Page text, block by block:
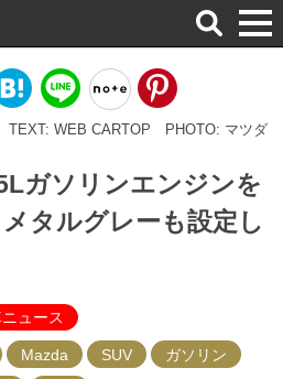
検
索
TEXT: WEB CARTOP PHOTO: マツダ
ガソリンエンジンを
タルグレーも設定し
ュース
Mazda SUV
ガソリン